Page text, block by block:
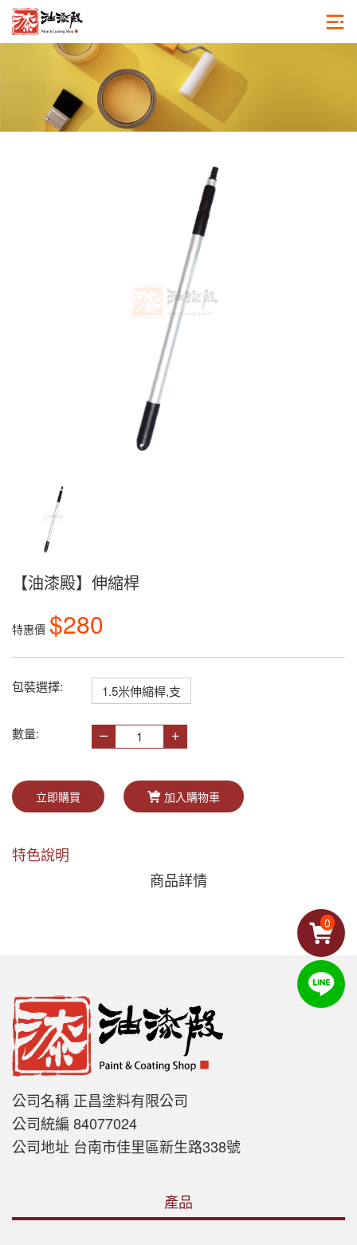
【油漆殿】伸縮桿
特惠價 $280
包裝選擇: 1.5米伸縮桿,支
數量: – +
立即購買 加入購物車
特色說明
商品詳情
公司名稱 正昌塗料有限公司
公司統編 84077024
公司地址 台南市佳里區新生路338號
產品
0